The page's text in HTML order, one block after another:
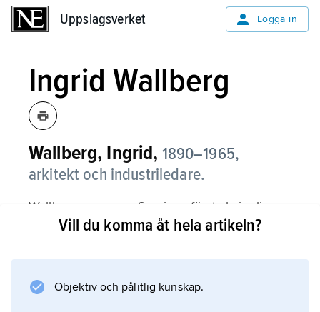
Uppslagsverket Logga in
Ingrid Wallberg
Wallberg, Ingrid, 1890–1965,
arkitekt och industriledare.
Wallberg var en av Sveriges första kvinnliga
arkitekter, självlärd genom sitt äktenskap och
1928–31 drivet i kompanjonskap med den
Vill du komma åt hela artikeln?
Objektiv och pålitlig kunskap.